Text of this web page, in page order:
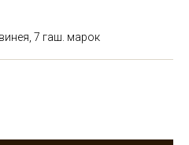
7 гаш. марок